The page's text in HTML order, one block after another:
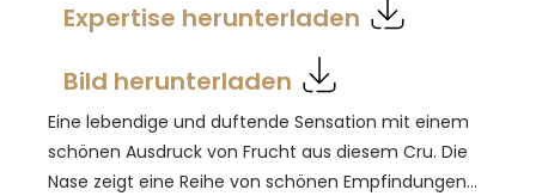
Expertise herunterladen
Bild herunterladen
Eine lebendige und duftende Sensation mit einem
schönen Ausdruck von Frucht aus diesem Cru. Die
Nase zeigt eine Reihe von schönen Empfindungen